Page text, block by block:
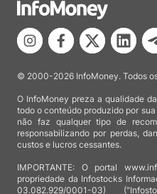
© 2000-2026 InfoMoney. Todos
O InfoMoney preza a qualidade
todo o conteúdo produzido por
não faz qualquer tipo de
responsabilizando por perdas,
custos e lucros cessantes.
IMPORTANTE: O portal
propriedade da Infostocks
03.082.929/0001-03)